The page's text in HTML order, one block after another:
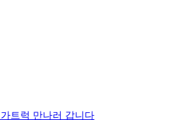
트럭 만나러 갑니다